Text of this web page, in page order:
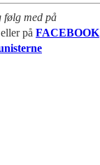
følg med på
på FACEBOOK